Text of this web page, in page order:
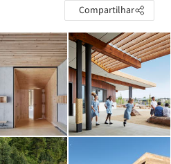
Compartilhar